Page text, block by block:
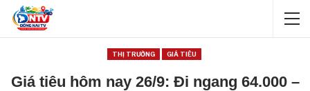
THỊ TRƯỜNG GIÁ TIÊU
Giá tiêu hôm nay 26/9: Đi ngang 64.000 –